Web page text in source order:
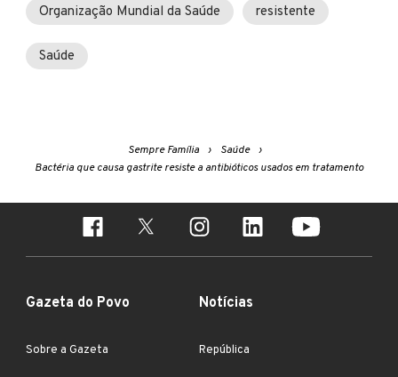
Organização Mundial da Saúde resistente
Saúde
Sempre Família
Saúde
Bactéria que causa gastrite resiste a antibióticos usados em tratamento
Gazeta do Povo
Sobre a Gazeta
Notícias
República